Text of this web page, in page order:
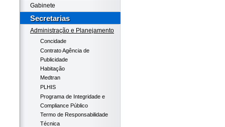
Gabinete
Secretarias
Administração e Planejamento
Concidade
Contrato Agência de
Publicidade
Habitação
Medtran
PLHIS
Programa de Integridade e
Compliance Público
Termo de Responsabilidade
Técnica